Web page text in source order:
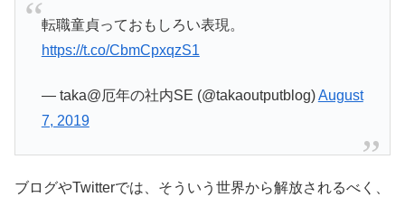
転職童貞っておもしろい表現。
https://t.co/CbmCpxqzS1
— taka@厄年の社内SE (@takaoutputblog)August
7, 2019
ブログやTwitterでは、そういう世界から解放されるべく、